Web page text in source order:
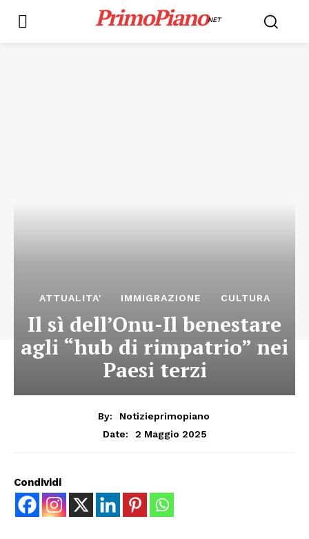
PrimoPianoNET
ATTUALITA' IMMIGRAZIONE CULTURA
Il sì dell’Onu-Il benestare
agli “hub di rimpatrio” nei
Paesi terzi
By:
Notizieprimopiano
Date:
2 Maggio 2025
Condividi